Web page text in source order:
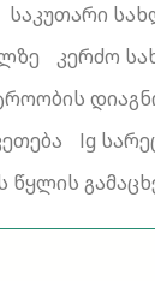
საკუთარი
კერძო
lg
წყლის